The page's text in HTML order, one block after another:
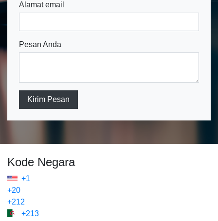
Alamat email
Pesan Anda
Kirim Pesan
Kode Negara
+1
+20
+212
+213